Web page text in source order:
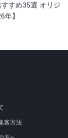
すすめ35選 オリジ
】
客方法